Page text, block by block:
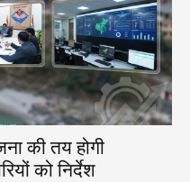
की तय होगी
को निर्देश